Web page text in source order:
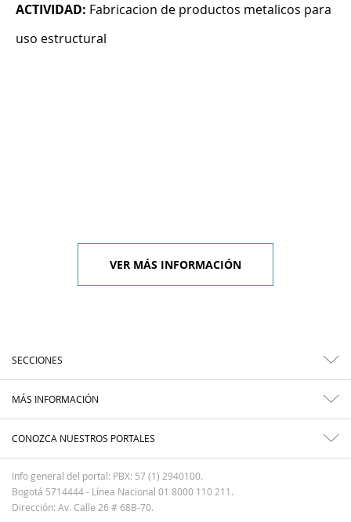
ACTIVIDAD: Fabricacion de productos metalicos para
uso estructural
VER MÁS INFORMACIÓN
SECCIONES
MÁS INFORMACIÓN
CONOZCA NUESTROS PORTALES
Info general del portal: PBX: 57 (1) 2940100.
Bogotá 5714444 - Línea Nacional 01 8000 110 211.
Dirección: Av. Calle 26 # 68B-70.